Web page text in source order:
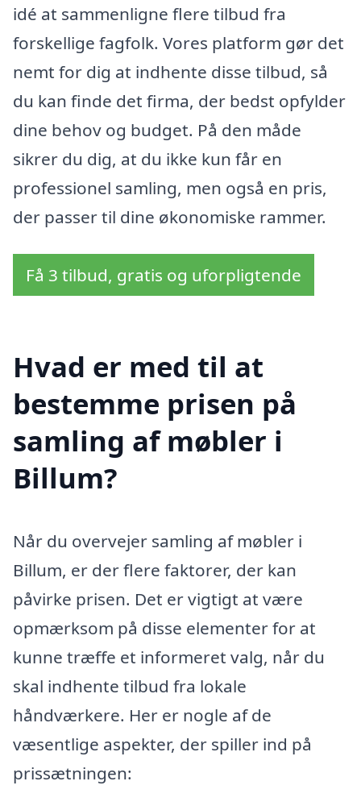
idé at sammenligne flere tilbud fra
forskellige fagfolk. Vores platform gør det
nemt for dig at indhente disse tilbud, så
du kan finde det firma, der bedst opfylder
dine behov og budget. På den måde
sikrer du dig, at du ikke kun får en
professionel samling, men også en pris,
der passer til dine økonomiske rammer.
Få 3 tilbud, gratis og uforpligtende
Hvad er med til at
bestemme prisen på
samling af møbler i
Billum?
Når du overvejer samling af møbler i
Billum, er der flere faktorer, der kan
påvirke prisen. Det er vigtigt at være
opmærksom på disse elementer for at
kunne træffe et informeret valg, når du
skal indhente tilbud fra lokale
håndværkere. Her er nogle af de
væsentlige aspekter, der spiller ind på
prissætningen: